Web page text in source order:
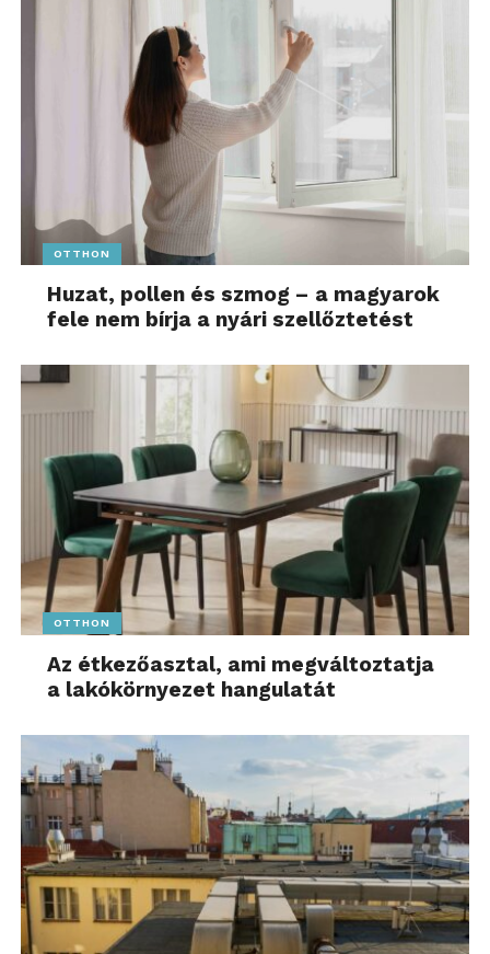
OTTHON
Huzat, pollen és szmog – a magyarok
fele nem bírja a nyári szellőztetést
OTTHON
Az étkezőasztal, ami megváltoztatja
a lakókörnyezet hangulatát